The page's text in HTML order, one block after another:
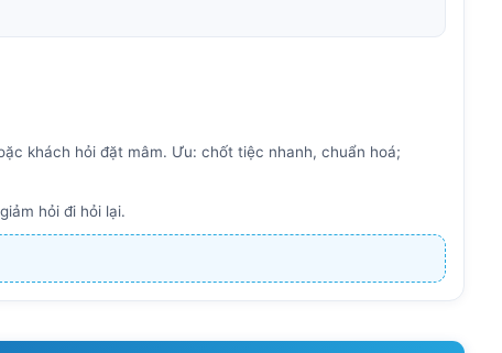
khách hỏi đặt mâm. Ưu: chốt tiệc nhanh, chuẩn hoá;
hỏi đi hỏi lại.